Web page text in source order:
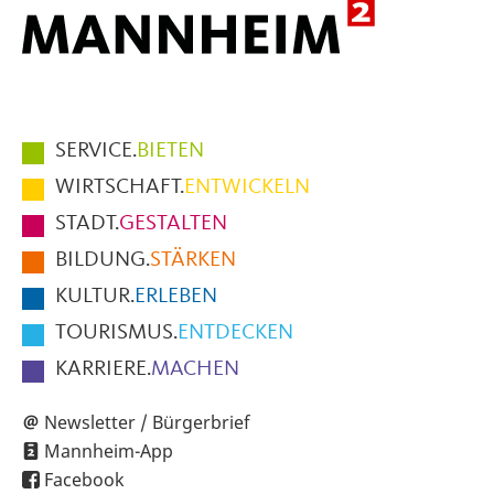
Hauptmenüpunkte
im
Fußbereich
der
Seite
SERVICE.BIETEN
WIRTSCHAFT.ENTWICKELN
STADT.GESTALTEN
BILDUNG.STÄRKEN
KULTUR.ERLEBEN
TOURISMUS.ENTDECKEN
KARRIERE.MACHEN
Newsletter / Bürgerbrief
Mannheim-App
Facebook